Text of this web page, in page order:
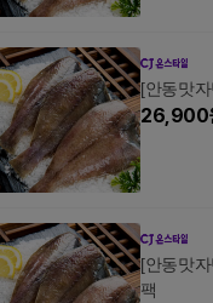
[안동맛
26,900
[안동맛
팩